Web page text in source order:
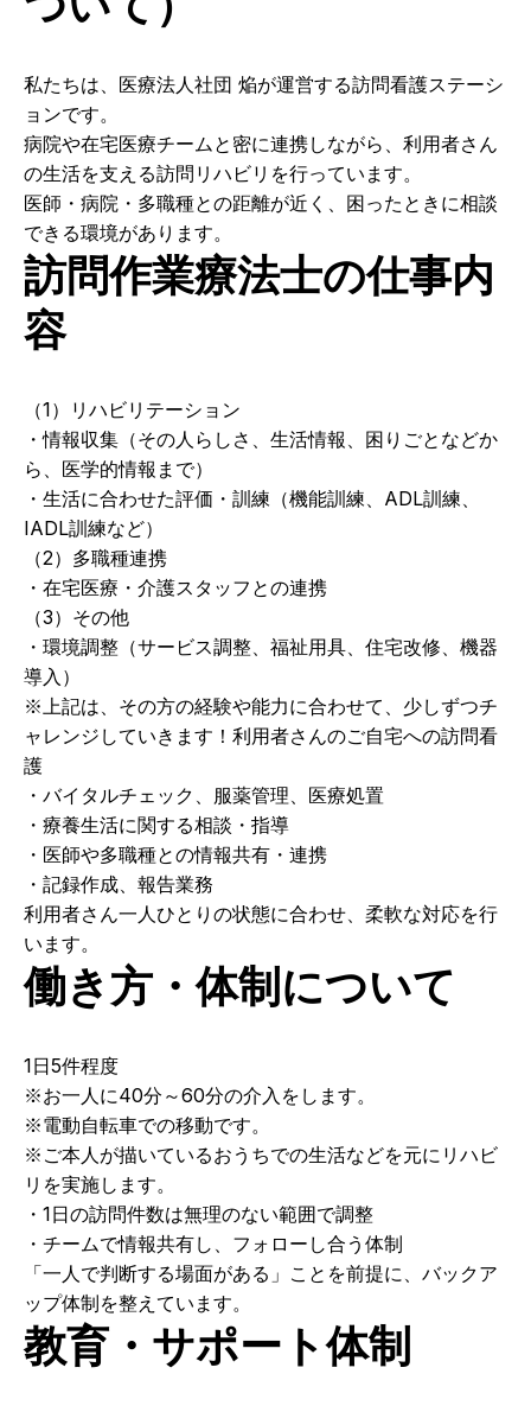
私たちは、医療法人社団 焔が運営する訪問看護ステーシ
ョンです。
病院や在宅医療チームと密に連携しながら、利用者さん
の生活を支える訪問リハビリを行っています。
医師・病院・多職種との距離が近く、困ったときに相談
できる環境があります。
訪問作業療法士の仕事内
容
（1）リハビリテーション
・情報収集（その人らしさ、生活情報、困りごとなどか
ら、医学的情報まで）
・生活に合わせた評価・訓練（機能訓練、ADL訓練、
IADL訓練など）
（2）多職種連携
・在宅医療・介護スタッフとの連携
（3）その他
・環境調整（サービス調整、福祉用具、住宅改修、機器
導入）
※上記は、その方の経験や能力に合わせて、少しずつチ
ャレンジしていきます！利用者さんのご自宅への訪問看
護
・バイタルチェック、服薬管理、医療処置
・療養生活に関する相談・指導
・医師や多職種との情報共有・連携
・記録作成、報告業務
利用者さん一人ひとりの状態に合わせ、柔軟な対応を行
います。
働き方・体制について
1日5件程度
※お一人に40分～60分の介入をします。
※電動自転車での移動です。
※ご本人が描いているおうちでの生活などを元にリハビ
リを実施します。
・1日の訪問件数は無理のない範囲で調整
・チームで情報共有し、フォローし合う体制
「一人で判断する場面がある」ことを前提に、バックア
ップ体制を整えています。
教育・サポート体制